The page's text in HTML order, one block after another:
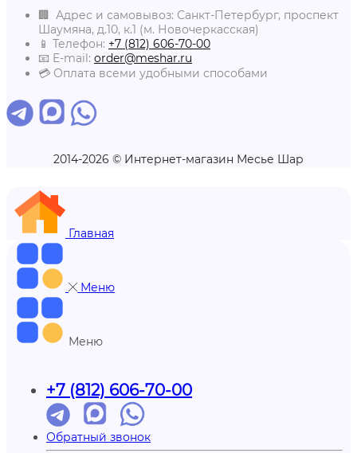
🏢 Адрес и самовывоз: Санкт-Петербург, проспект
Шаумяна, д.10, к.1 (м. Новочеркасская)
📱 Телефон: +7 (812) 606-70-00
📧 E-mail: order@meshar.ru
💳 Оплата всеми удобными способами
2014-2026 © Интернет-магазин Месье Шар
Главная
Меню
Меню
+7 (812) 606-70-00
Обратный звонок